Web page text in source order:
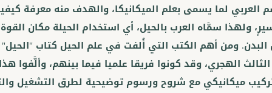
العربي لما يسمى بعلم الميكانيكا، والهدف منه معرفة
ولهذا سمَّاه العرب بالحيل، أي استخدام الحيلة مكان
البدن. ومن أهم الكتب التي أُلفت في علم الحيل كتاب
الهجري، وقد كونوا فريقا علميا فيما بينهم، وألَّفوا
ميكانيكي مع شروح ورسوم توضيحية لطرق التشغيل